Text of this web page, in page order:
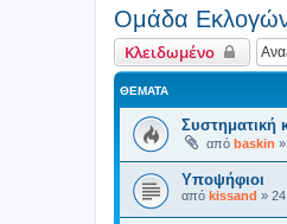
Ομάδα Εκλογών
Κλειδωμένο
ΘΈΜΑΤΑ
Συστηματική
από baskin »
Υποψήφιοι
από kissand »